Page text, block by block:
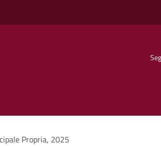
Propria, 2025